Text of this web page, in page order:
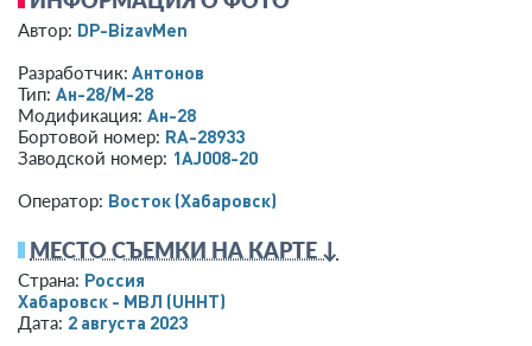
Автор: DP-BizavMen
Разработчик: Антонов
Тип: Ан-28/M-28
Модификация: Ан-28
Бортовой номер: RA-28933
Заводской номер: 1AJ008-20
Оператор: Восток (Хабаровск)
МЕСТО СЪЕМКИ НА КАРТЕ ↓
Страна: Россия
Хабаровск - МВЛ (UHHT)
Дата: 2 августа 2023